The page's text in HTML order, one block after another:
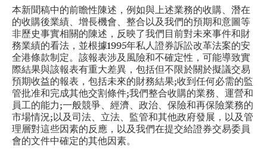
本新聞稿中的前瞻性陳述，例如與上述業務的收購、潛在
的收購後業績、增長機會、整合以及我們的預期和意圖等
非歷史事實相關的陳述，反映了我們目前對未來事件和財
務業績的看法，並根據1995年私人證券訴訟改革法案的安
全港條款制定。該報表涉及風險和不確定性，可能導致實
際結果與該報表有重大差異，包括但不限於關於擬議交易
預期收益的報表，包括未來的財務結果;收到任何必需的監
管批准和完成其他交割條件;我們整合收購的業務、運營和
員工的能力;一般競爭、經濟、政治、保險和再保險業務的
市場情況;以及司法、立法、監管和其他政府發展，以及管
理層對這些因素的反應，以及我們在提交給證券交易委員
會的文件中確定的其他因素。